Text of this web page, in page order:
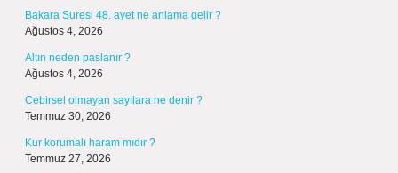
Bakara Suresi 48. ayet ne anlama gelir ?
Ağustos 4, 2026
Altın neden paslanır ?
Ağustos 4, 2026
Cebirsel olmayan sayılara ne denir ?
Temmuz 30, 2026
Kur korumalı haram mıdır ?
Temmuz 27, 2026